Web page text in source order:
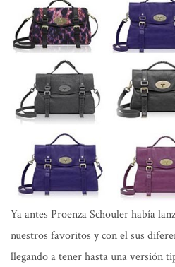
Ya antes Proenza Schouler había
nuestros favoritos y con el sus
llegando a tener hasta una versión